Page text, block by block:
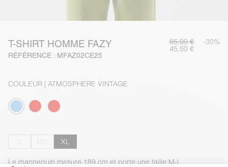
T-SHIRT HOMME FAZY
RÉFÉRENCE : MFAZ02CE25
65,00 € -30%
45,50 €
COULEUR | ATMOSPHERE VINTAGE
XL
Le mannequin mesure 189 cm et porte une taille M-L